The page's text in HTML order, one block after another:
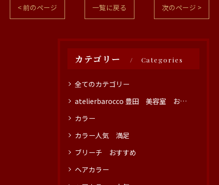
< 前のページ 一覧に戻る 次のページ >
カテゴリー Categories
全てのカテゴリー
atelierbarocco 豊田 美容室 おすすめ
カラー
カラー人気 満足
ブリーチ おすすめ
ヘアカラー